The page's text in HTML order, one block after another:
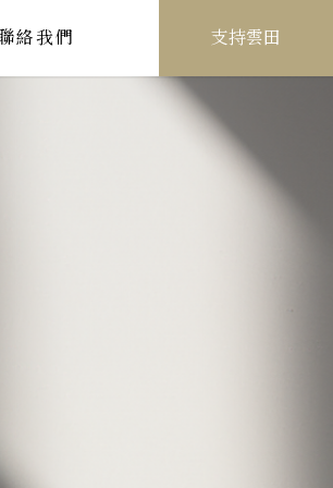
絡我們 支持雲田